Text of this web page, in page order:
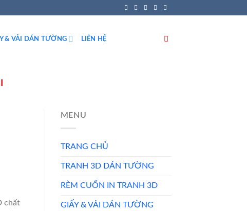
& VẢI DÁN TƯỜNG LIÊN HỆ
chất
MENU
TRANG CHỦ
TRANH 3D DÁN TƯỜNG
RÈM CUỐN IN TRANH 3D
GIẤY & VẢI DÁN TƯỜNG